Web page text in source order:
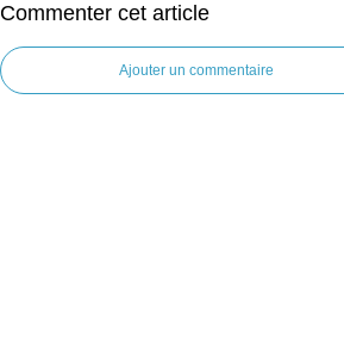
Commenter cet article
Ajouter un commentaire